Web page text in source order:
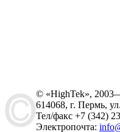
© «HighTek»,
614068, г. Пермь,
Тел/факс +7 (342)
Электропочта: